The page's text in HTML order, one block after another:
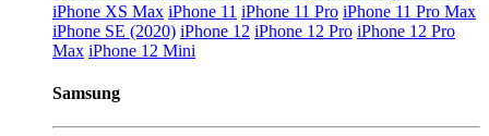
iPhone XS Max iPhone 11 iPhone 11 Pro iPhone 11 Pro Max
iPhone SE (2020) iPhone 12 iPhone 12 Pro iPhone 12 Pro
Max iPhone 12 Mini
Samsung